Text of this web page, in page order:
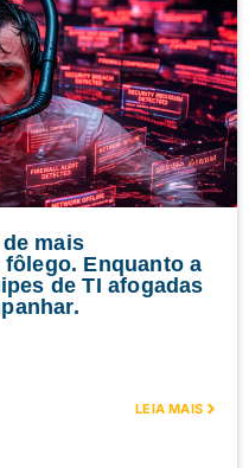
mais
Enquanto a
de TI afogadas
LEIA MAIS